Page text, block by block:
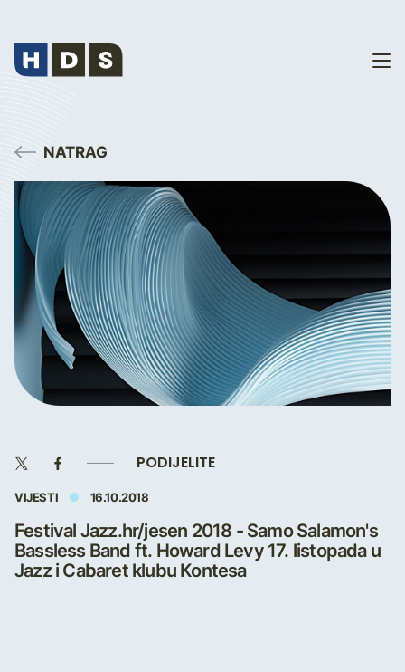
NATRAG
PODIJELITE
VIJESTI 16.10.2018
Festival Jazz.hr/jesen 2018 - Samo Salamon's
Bassless Band ft. Howard Levy 17. listopada u
Jazz i Cabaret klubu Kontesa